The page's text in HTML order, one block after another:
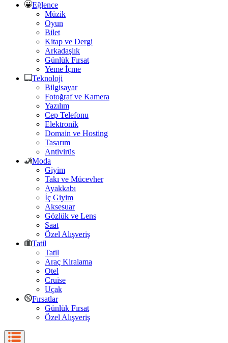
Eğlence
Müzik
Oyun
Bilet
Kitap ve Dergi
Arkadaşlık
Günlük Fırsat
Yeme İçme
Teknoloji
Bilgisayar
Fotoğraf ve Kamera
Yazılım
Cep Telefonu
Elektronik
Domain ve Hosting
Tasarım
Antivirüs
Moda
Giyim
Takı ve Mücevher
Ayakkabı
İç Giyim
Aksesuar
Gözlük ve Lens
Saat
Özel Alışveriş
Tatil
Tatil
Araç Kiralama
Otel
Cruise
Uçak
Fırsatlar
Günlük Fırsat
Özel Alışveriş